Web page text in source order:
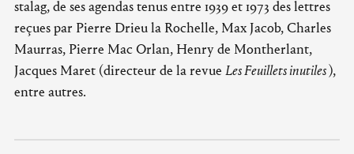
stalag, de ses agendas tenus entre 1939 et 1973 des lettres
reçues par Pierre Drieu la Rochelle, Max Jacob, Charles
Maurras, Pierre Mac Orlan, Henry de Montherlant,
Jacques Maret (directeur de la revue Les Feuillets inutiles),
entre autres.